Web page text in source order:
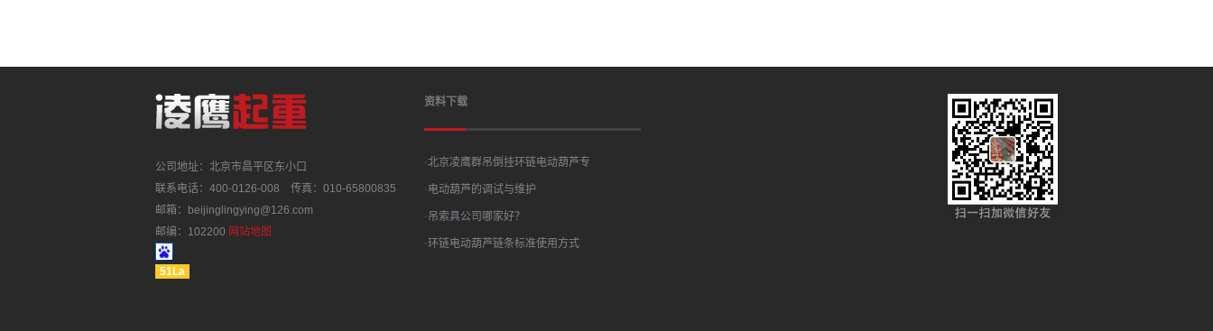
公司地址：北京市昌平区东小口
联系电话：400-0126-008 传真：010-65800835
邮箱：beijinglingying@126.com
邮编：102200 网站地图
51La
资料下载
·北京凌鹰群吊倒挂环链电动葫芦专
·电动葫芦的调试与维护
·吊索具公司哪家好？
·环链电动葫芦链条标准使用方式